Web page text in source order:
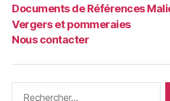
Documents de Références
Vergers et pommeraies
Nous contacter